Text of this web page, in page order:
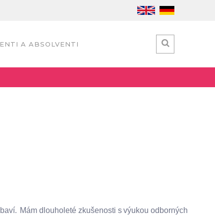
A ABSOLVENTI
Mám dlouholeté zkušenosti s výukou odborných